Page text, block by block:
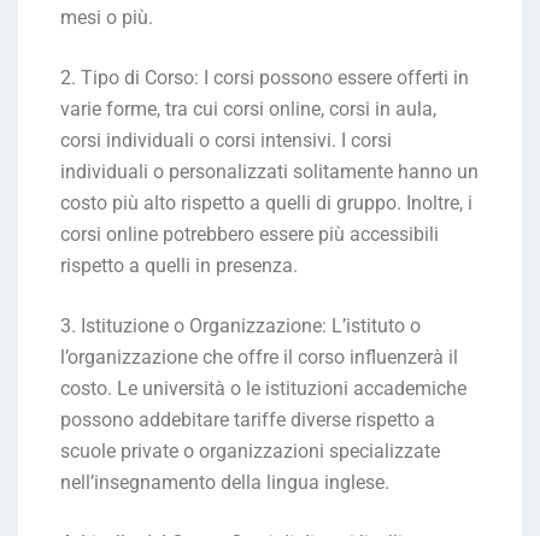
mesi o più.
2. Tipo di Corso: I corsi possono essere offerti in
varie forme, tra cui corsi online, corsi in aula,
corsi individuali o corsi intensivi. I corsi
individuali o personalizzati solitamente hanno un
costo più alto rispetto a quelli di gruppo. Inoltre, i
corsi online potrebbero essere più accessibili
rispetto a quelli in presenza.
3. Istituzione o Organizzazione: L’istituto o
l’organizzazione che offre il corso influenzerà il
costo. Le università o le istituzioni accademiche
possono addebitare tariffe diverse rispetto a
scuole private o organizzazioni specializzate
nell’insegnamento della lingua inglese.